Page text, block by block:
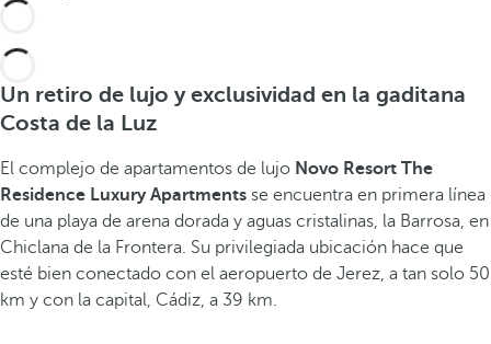
Un retiro de lujo y exclusividad en la gaditana
Costa de la Luz
El complejo de apartamentos de lujo Novo Resort The
Residence Luxury Apartments se encuentra en primera línea
de una playa de arena dorada y aguas cristalinas, la Barrosa, en
Chiclana de la Frontera. Su privilegiada ubicación hace que
esté bien conectado con el aeropuerto de Jerez, a tan solo 50
km y con la capital, Cádiz, a 39 km.